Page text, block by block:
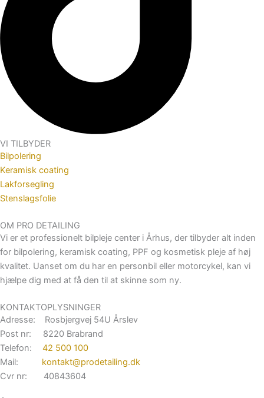
VI TILBYDER
Bilpolering
Keramisk coating
Lakforsegling
Stenslagsfolie
OM PRO DETAILING
Vi er et professionelt bilpleje center i Århus, der tilbyder alt inden
for bilpolering, keramisk coating, PPF og kosmetisk pleje af høj
kvalitet. Uanset om du har en personbil eller motorcykel, kan vi
hjælpe dig med at få den til at skinne som ny.
KONTAKTOPLYSNINGER
Adresse: Rosbjergvej 54U Årslev
Post nr: 8220 Brabrand
Telefon:
42 500 100
Mail:
kontakt@prodetailing.dk
Cvr nr: 40843604